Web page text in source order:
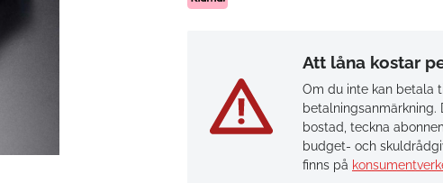
Att låna kostar
Om du inte kan betala
bostad, teckna
budget- och
finns på